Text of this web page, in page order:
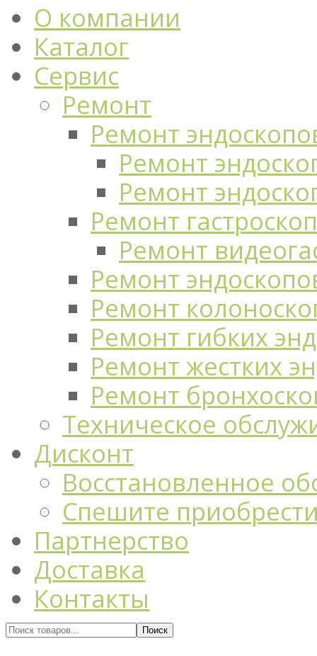
О компании
Каталог
Сервис
Ремонт
Ремонт
Ремонт
Ремонт
Ремонт
Ремонт
Ремонт
Ремонт
Ремонт гибких
Ремонт жестких
Ремонт
Техническое
Дисконт
Восстановленное
Спешите
Партнерство
Доставка
Контакты